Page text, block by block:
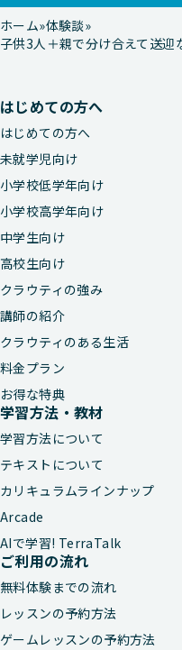
ホーム 体験談
子供3人＋親で分け合えて送迎
はじめての方へ
はじめての方へ
未就学児向け
小学校低学年向け
小学校高学年向け
中学生向け
高校生向け
クラウティの強み
講師の紹介
クラウティのある生活
料金プラン
お得な特典
学習方法・教材
学習方法について
テキストについて
カリキュラムラインナップ
Arcade
AIで学習! TerraTalk
ご利用の流れ
無料体験までの流れ
レッスンの予約方法
ゲームレッスンの予約方法